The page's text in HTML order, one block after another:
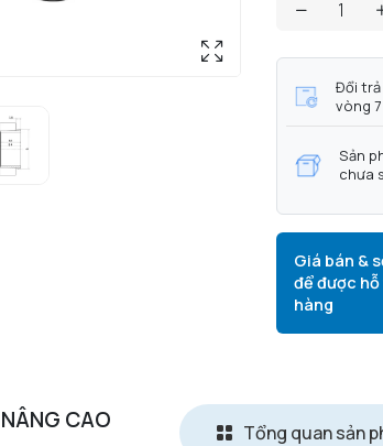
Đổi
vòng
Sản
chưa
Giá bán &
để được
hàng
CAO Tổng quan sản